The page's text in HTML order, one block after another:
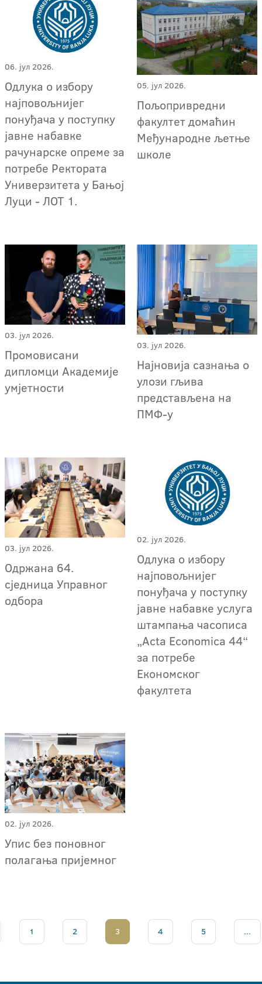
06. јул 2026.
Oдлука о избору
најповољнијег
понуђача у поступку
јавне набавке
рачунарске опреме за
потребе Ректората
Универзитета у Бањој
Луци - ЛОТ 1.
05. јул 2026.
Пољопривредни
факултет домаћин
Међународне љетње
школе
03. јул 2026.
Промовисани
дипломци Академије
умјетности
03. јул 2026.
Најновија сазнања о
улози гљива
представљена на
ПМФ-у
03. јул 2026.
Одржана 64.
сједница Управног
одбора
02. јул 2026.
Одлука о избору
најповољнијег
понуђача у поступку
јавне набавке услуга
штампања часописа
„Acta Economica 44“
за потребе
Економског
факултета
02. јул 2026.
Упис без поновног
полагања пријемног
1 2 3 4 5 ...